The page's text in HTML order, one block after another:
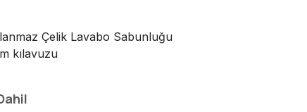
Çelik Lavabo Sabunluğu
kılavuzu